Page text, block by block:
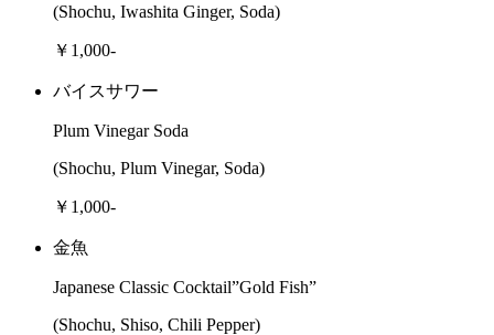
(Shochu, Iwashita Ginger, Soda)
￥1,000-
バイスサワー
Plum Vinegar Soda
(Shochu, Plum Vinegar, Soda)
￥1,000-
金魚
Japanese Classic Cocktail”Gold Fish”
(Shochu, Shiso, Chili Pepper)